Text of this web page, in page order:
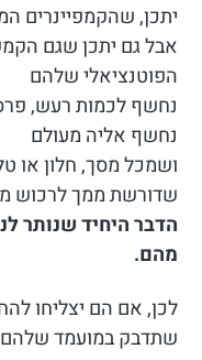
יתכן, שהקמפיינרים
אבל גם יתכן שגם
הפוטנציאלי שלהם
נחשף לכמות רעש,
נחשף אליה מעולם
ושמכל מסך, חלון או
שדורשת ממך לרכוש
הדבר היחיד שנותר
מהם.
לכן, אם הם יצליחו
שתדבק במועמד שלהם